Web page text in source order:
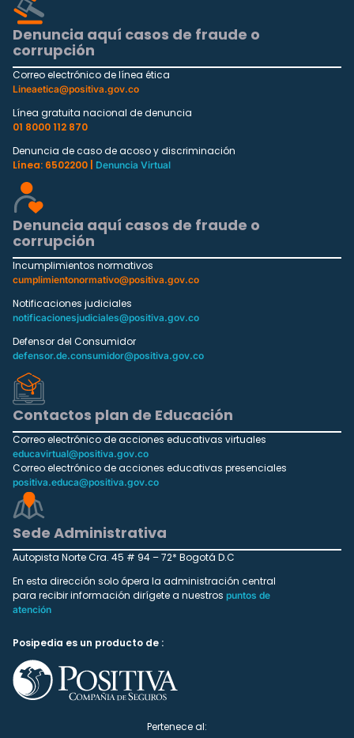
Denuncia aquí casos de fraude o
corrupción
Correo electrónico de línea ética
Lineaetica@positiva.gov.co
Línea gratuita nacional de denuncia
01 8000 112 870
Denuncia de caso de acoso y discriminación
Línea: 6502200 |
Denuncia Virtual
Denuncia aquí casos de fraude o
corrupción
Incumplimientos normativos
cumplimientonormativo@positiva.gov.co
Notificaciones judiciales
notificacionesjudiciales@positiva.gov.co
Defensor del Consumidor
defensor.de.consumidor@positiva.gov.co
Contactos plan de Educación
Correo electrónico de acciones educativas virtuales
educavirtual@positiva.gov.co
Correo electrónico de acciones educativas presenciales
positiva.educa@positiva.gov.co
Sede Administrativa
Autopista Norte Cra. 45 # 94 – 72* Bogotá D.C
En esta dirección solo ópera la administración central
para recibir información dirígete a nuestros puntos de
atención
Posipedia es un producto de :
Pertenece al: